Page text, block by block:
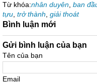
Từ khóa:nhân duyên ban
tựu trở thành giải thoát
Bình luận mới
Gửi bình luận của bạn
Tên của bạn
Email